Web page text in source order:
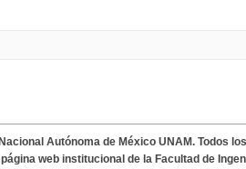
Autónoma de México UNAM. Todos
web institucional de la Facultad de